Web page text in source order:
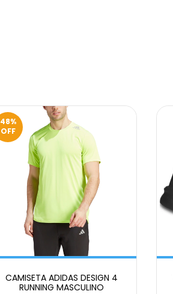
48%
OFF
CAMISETA ADIDAS DESIGN 4
RUNNING MASCULINO